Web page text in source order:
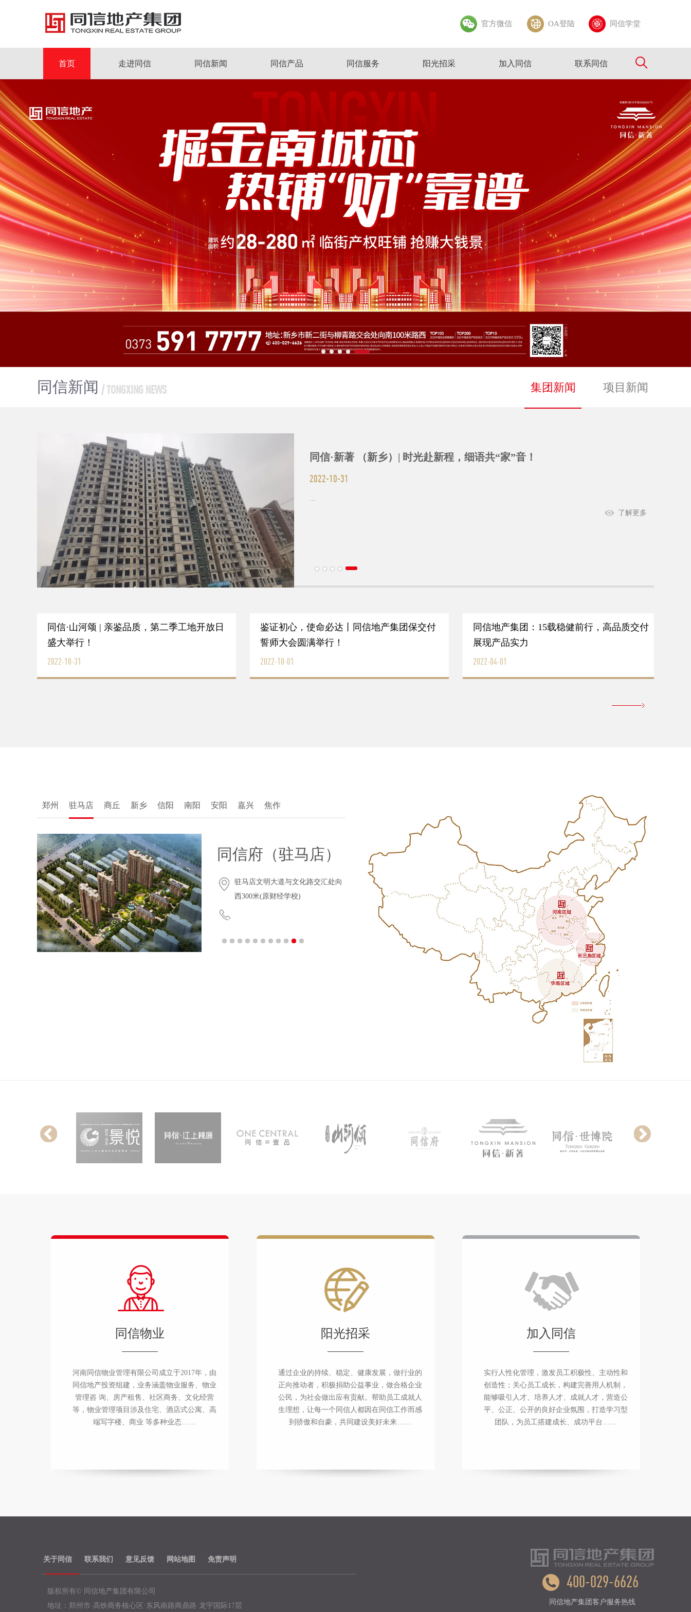
同信学堂
OA登陆
官方微信
首页 走进同信 同信新闻 同信产品 同信服务 阳光招采 加入同信 联系同信
同信新闻 / TONGXING NEWS 集团新闻 项目新闻
同信·新著 （新乡）| 时光赴新程，细语共“家”音！
2022-10-31
...
了解更多
同信·山河颂 | 亲鉴品质，第二季工地开放日
盛大举行！
2022-10-31
鉴证初心，使命必达丨同信地产集团保交付
誓师大会圆满举行！
2022-10-01
同信地产集团：15载稳健前行，高品质交付
展现产品实力
2022-04-01
郑州 驻马店 商丘 新乡 信阳 南阳 安阳 嘉兴 焦作
同信府（驻马店）
驻马店文明大道与文化路交汇处向
西300米(原财经学校)
同信·新著（驻马
店）驻马店市驿城区前进大道中段第七
小学对面
0396 6666
同信物业
河南同信物业管理有限公司成立于2017年，由
同信地产投资组建，业务涵盖物业服务、物业
管理咨 询、房产租售、社区商务、文化经营
等，物业管理项目涉及住宅、酒店式公寓、高
端写字楼、商业 等多种业态……
阳光招采
通过企业的持续、稳定、健康发展，做行业的
正向推动者，积极捐助公益事业，做合格企业
公民，为社会做出应有贡献。帮助员工成就人
生理想，让每一个同信人都因在同信工作而感
到骄傲和自豪，共同建设美好未来……
加入同信
实行人性化管理，激发员工积极性、主动性和
创造性；关心员工成长，构建完善用人机制，
能够吸引人才、培养人才、成就人才，营造公
平、公正、公开的良好企业氛围，打造学习型
团队，为员工搭建成长、成功平台……
关于同信 联系我们 意见反馈 网站地图 免责声明
版权所有© 同信地产集团有限公司
地址：郑州市·高铁商务核心区·东风南路商鼎路·龙宇国际17层
400-029-6626
同信地产集团客户服务热线